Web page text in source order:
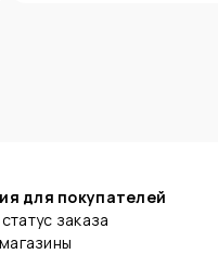
для покупателей
заказа